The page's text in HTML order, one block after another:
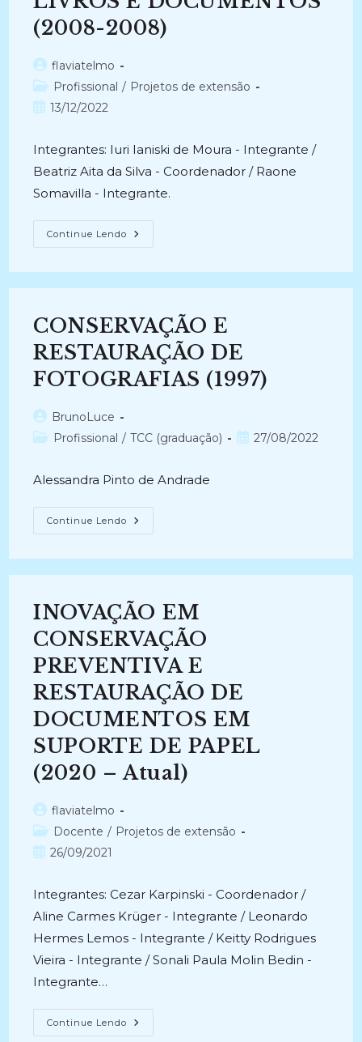
(2008-2008)
Autor
do
post:
flaviatelmo
Categoria
do
Profissional / Projetos de extensão
Post13/12/2022
Integrantes: Iuri Ianiski de Moura - Integrante /
Beatriz Aita da Silva - Coordenador / Raone
Somavilla - Integrante.
Continue Lendo CURSO
DE
RESTAURAÇÃO
ENCADERNAÇÃO
DE
LIVROS
E
DOCUMENTOS
(2008-
2008)
CONSERVAÇÃO E
RESTAURAÇÃO DE
FOTOGRAFIAS (1997)
Autor
do
BrunoLuce
Categoria
Profissional / TCC (graduação)
Post27/08/2022
Alessandra Pinto de Andrade
Continue Lendo CONSERVAÇÃO
E
(1997)
INOVAÇÃO EM
CONSERVAÇÃO
PREVENTIVA E
RESTAURAÇÃO DE
DOCUMENTOS EM
SUPORTE DE PAPEL
(2020 – Atual)
Autor
do
post:
flaviatelmo
Categoria
do
Docente / Projetos de extensão
Post26/09/2021
Integrantes: Cezar Karpinski - Coordenador /
Aline Carmes Krüger - Integrante / Leonardo
Hermes Lemos - Integrante / Keitty Rodrigues
Vieira - Integrante / Sonali Paula Molin Bedin -
Integrante…
Continue Lendo INOVAÇÃO
EM